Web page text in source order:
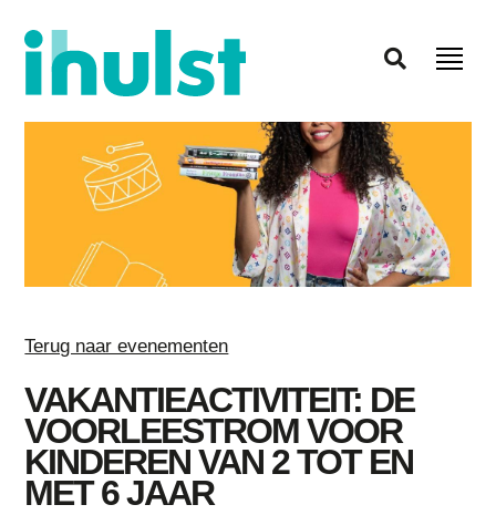
Terug naar evenementen
VAKANTIEACTIVITEIT: DE
VOORLEESTROM VOOR
KINDEREN VAN 2 TOT EN
MET 6 JAAR